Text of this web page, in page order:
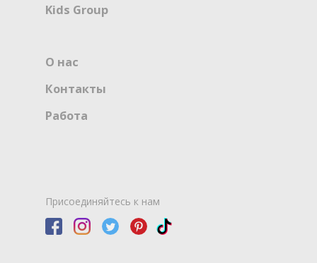
Kids Group
О нас
Контакты
Работа
Присоединяйтесь к нам